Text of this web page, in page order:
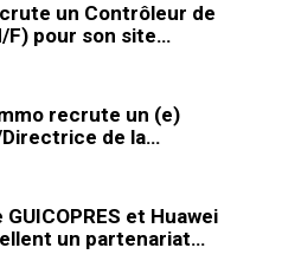
un Contrôleur de
F) pour son site…
recrute un (e)
de la…
et Huawei
un partenariat…